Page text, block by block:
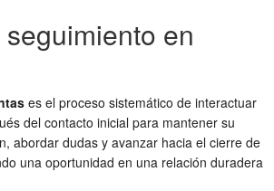
en
es el proceso sistemático de interactuar
del contacto inicial para mantener su
abordar dudas y avanzar hacia el cierre de
una oportunidad en una relación duradera